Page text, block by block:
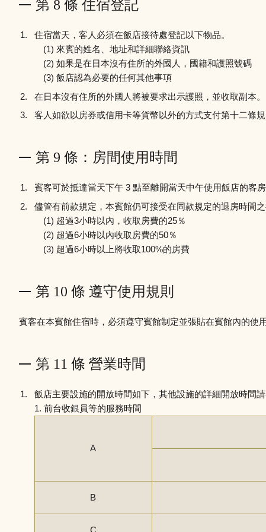
第 8 條 住宿登記
住宿當天，客人必須在飯店接待處登記以下物品。
來賓的姓名、地址和詳細聯絡資訊
如果是在日本沒有住所的外國人，國籍和護照號碼
飯店認為必要的任何其他事項
在日本沒有住所的外國人將被要求出示護照，並收取副本。
客人如欲以房券或信用卡等貨幣以外的方式支付第十二條
第 9 條：房間使用時間
賓客可於抵達當天下午 3 點至離開當天中午使用飯店的客房
儘管有前款規定，本賓館仍可接受在同款規定的退房時間
超過3小時以內，收取房費的25％
超過6小時以內收取房費的50％
超過6小時以上將收取100%的房費
第 10 條 遵守使用規則
賓客在本賓館住宿時，必須遵守賓館制定並張貼在賓館內的使用
第 11 條 營業時間
飯店主要設施的開放時間如下，其他設施的詳細開放時間
1. 前台收銀員等的服務時間
A
B
C